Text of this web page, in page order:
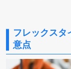
フレックスタ
意点